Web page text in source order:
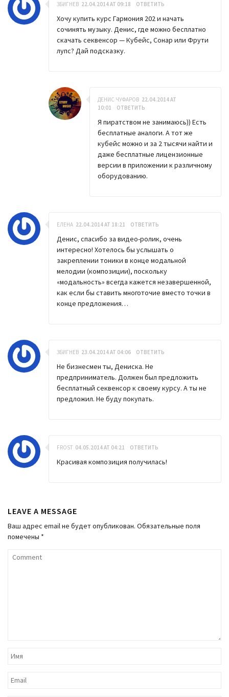
ЗБИГНЕВ 22.04.2014 AT 09:18 ОТВЕТИТЬ
Хочу купить курс Гармония 202 и начать
сочинять музыку. Денис, где можно бесплатно
скачать секвенсор — Кубейс, Сонар или Фрути
лупс? Дай подсказку.
ДЕНИС ЧУФАРОВ 22.04.2014 AT
10:01
ОТВЕТИТЬ
Я пиратством не занимаюсь)) Есть
бесплатные аналоги. А тот же
кубейс можно и за 2 тысячи найти и
даже бесплатные лицензионные
версии в приложении к различному
оборудованию.
EЛЕНА 22.04.2014 AT 18:21 ОТВЕТИТЬ
Денис, спасибо за видео-ролик, очень
интересно! Хотелось бы услышать о
закреплении тоники в конце модальной
мелодии (композиции), поскольку
«модальность» всегда кажется незавершенной,
как если бы ставить многоточие вместо точки в
конце предложения…
ЗБИГНЕВ 23.04.2014 AT 04:06 ОТВЕТИТЬ
Не бизнесмен ты, Дениска. Не
предприниматель. Должен был предложить
бесплатный секвенсор к своему курсу. А ты не
предложил. Не буду покупать.
FROST 04.05.2014 AT 04:21 ОТВЕТИТЬ
Красивая композиция получилась!
LEAVE A MESSAGE
Ваш адрес email не будет опубликован. Обязательные поля
помечены *